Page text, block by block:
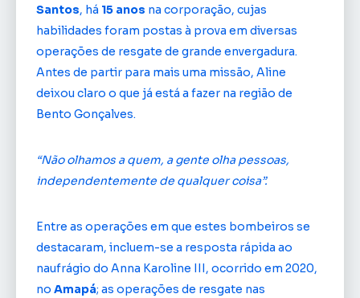
Santos, há 15 anos na corporação, cujas
habilidades foram postas à prova em diversas
operações de resgate de grande envergadura.
Antes de partir para mais uma missão, Aline
deixou claro o que já está a fazer na região de
Bento Gonçalves.
“Não olhamos a quem, a gente olha pessoas,
independentemente de qualquer coisa”.
Entre as operações em que estes bombeiros se
destacaram, incluem-se a resposta rápida ao
naufrágio do Anna Karoline III, ocorrido em 2020,
no Amapá; as operações de resgate nas